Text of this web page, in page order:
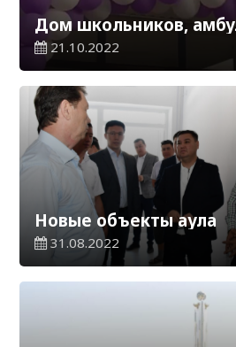
Дом школьников,
21.10.2022
Новые объекты аула
31.08.2022